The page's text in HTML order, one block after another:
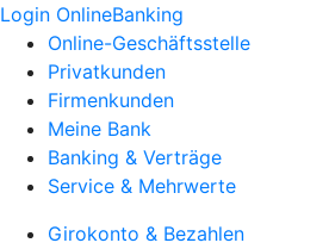
Login OnlineBanking
Online-Geschäftsstelle
Privatkunden
Firmenkunden
Meine Bank
Banking & Verträge
Service & Mehrwerte
Girokonto & Bezahlen